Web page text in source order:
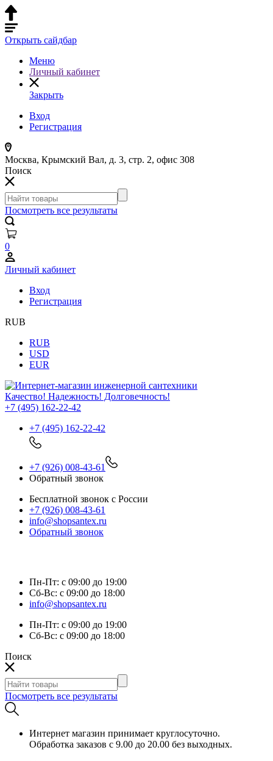
Открыть сайдбар
Меню
Личный кабинет
Закрыть
Вход
Регистрация
Москва, Крымский Вал, д. 3, стр. 2, офис 308
Поиск
Посмотреть все результаты
0
Личный кабинет
Вход
Регистрация
RUB
RUB
USD
EUR
Качество! Надежность! Долговечность!
+7 (495) 162-22-42
+7 (495) 162-22-42
+7 (926) 008-43-61
Обратный звонок
Бесплатной звонок с России
+7 (926) 008-43-61
info@shopsantex.ru
Обратный звонок
Пн-Пт: с 09:00 до 19:00
Сб-Вс: с 09:00 до 18:00
info@shopsantex.ru
Пн-Пт: с 09:00 до 19:00
Сб-Вс: с 09:00 до 18:00
Поиск
Посмотреть все результаты
Интернет магазин принимает круглосуточно.
Обработка заказов с 9.00 до 20.00 без выходных.